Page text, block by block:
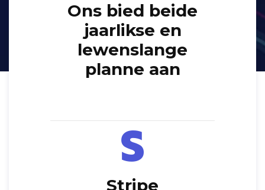
Ons bied beide
jaarlikse en
lewenslange
planne aan
Stripe